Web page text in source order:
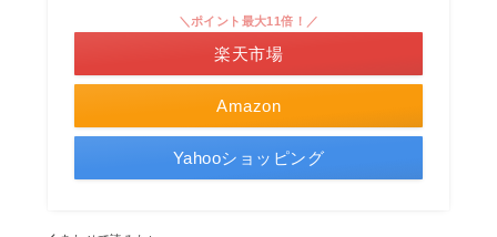
Amazon
＼ポイント最大11倍！／
楽天市場
Yahooショッピング